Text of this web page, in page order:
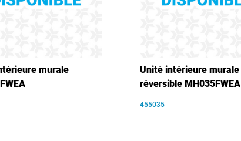
murale
Unité intérieure murale
réversible MH035FWEA
455035